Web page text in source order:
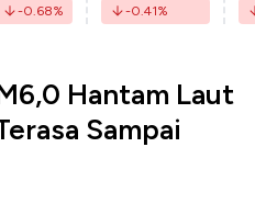
-0.68% -0.41%
Hantam Laut
Sampai